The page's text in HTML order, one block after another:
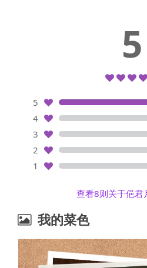
5
5
4
3
2
1
查看8则关于俋君
我的菜色